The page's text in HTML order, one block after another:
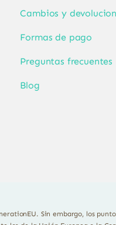
Cambios y
Formas de pago
Preguntas frecuentes
Blog
Sin embargo, los